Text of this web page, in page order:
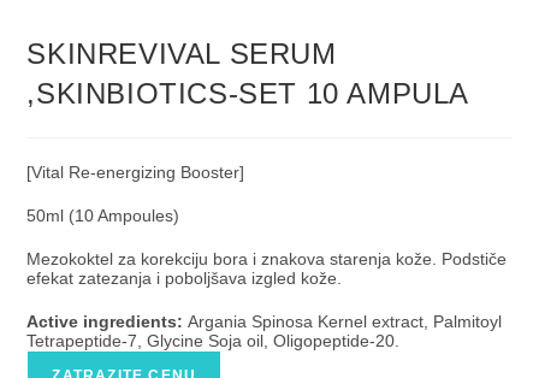
SKINREVIVAL SERUM
,SKINBIOTICS-SET 10 AMPULA
[Vital Re-energizing Booster]
50ml (10 Ampoules)
Mezokoktel za korekciju bora i znakova starenja kože. Podstiče
efekat zatezanja i poboljšava izgled kože.
Active ingredients: Argania Spinosa Kernel extract, Palmitoyl
Tetrapeptide-7, Glycine Soja oil, Oligopeptide-20.